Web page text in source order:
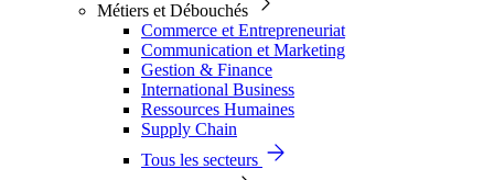
Métiers et Débouchés
Commerce et Entrepreneuriat
Communication et Marketing
Gestion & Finance
International Business
Ressources Humaines
Supply Chain
Tous les secteurs